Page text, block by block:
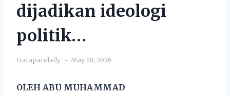
dijadikan ideologi
politik…
Harapandaily May 18, 2026
OLEH ABU MUHAMMAD